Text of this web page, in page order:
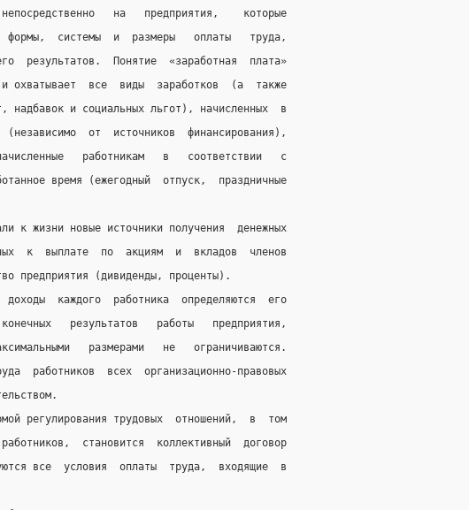
на   предприятия,    которые
формы,  системы  и  размеры   оплаты   труда,
результатов.  Понятие  «заработная  плата»
и охватывает  все  виды  заработков  (а  также
надбавок и социальных льгот), начисленных  в
(независимо  от  источников  финансирования),
работникам   в   соответствии   с
время (ежегодный  отпуск,  праздничные
к жизни новые источники получения  денежных
к  выплате  по  акциям  и  вкладов  членов
предприятия (дивиденды, проценты).
доходы  каждого  работника  определяются  его
результатов   работы   предприятия,
размерами   не   ограничиваются.
работников  всех  организационно-правовых
регулирования трудовых  отношений,  в  том
становится  коллективный  договор
все  условия  оплаты  труда,  входящие  в